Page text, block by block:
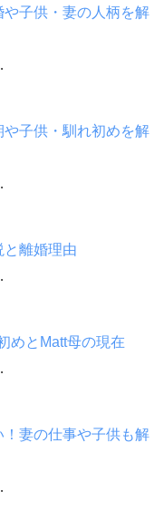
子供・妻の人柄を解
子供・馴れ初めを解
離婚理由
めとMatt母の現在
妻の仕事や子供も解